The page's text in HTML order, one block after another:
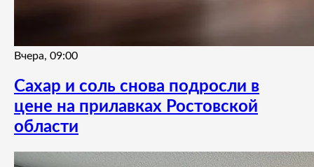
Вчера, 09:00
Сахар и соль снова подросли в
цене на прилавках Ростовской
области